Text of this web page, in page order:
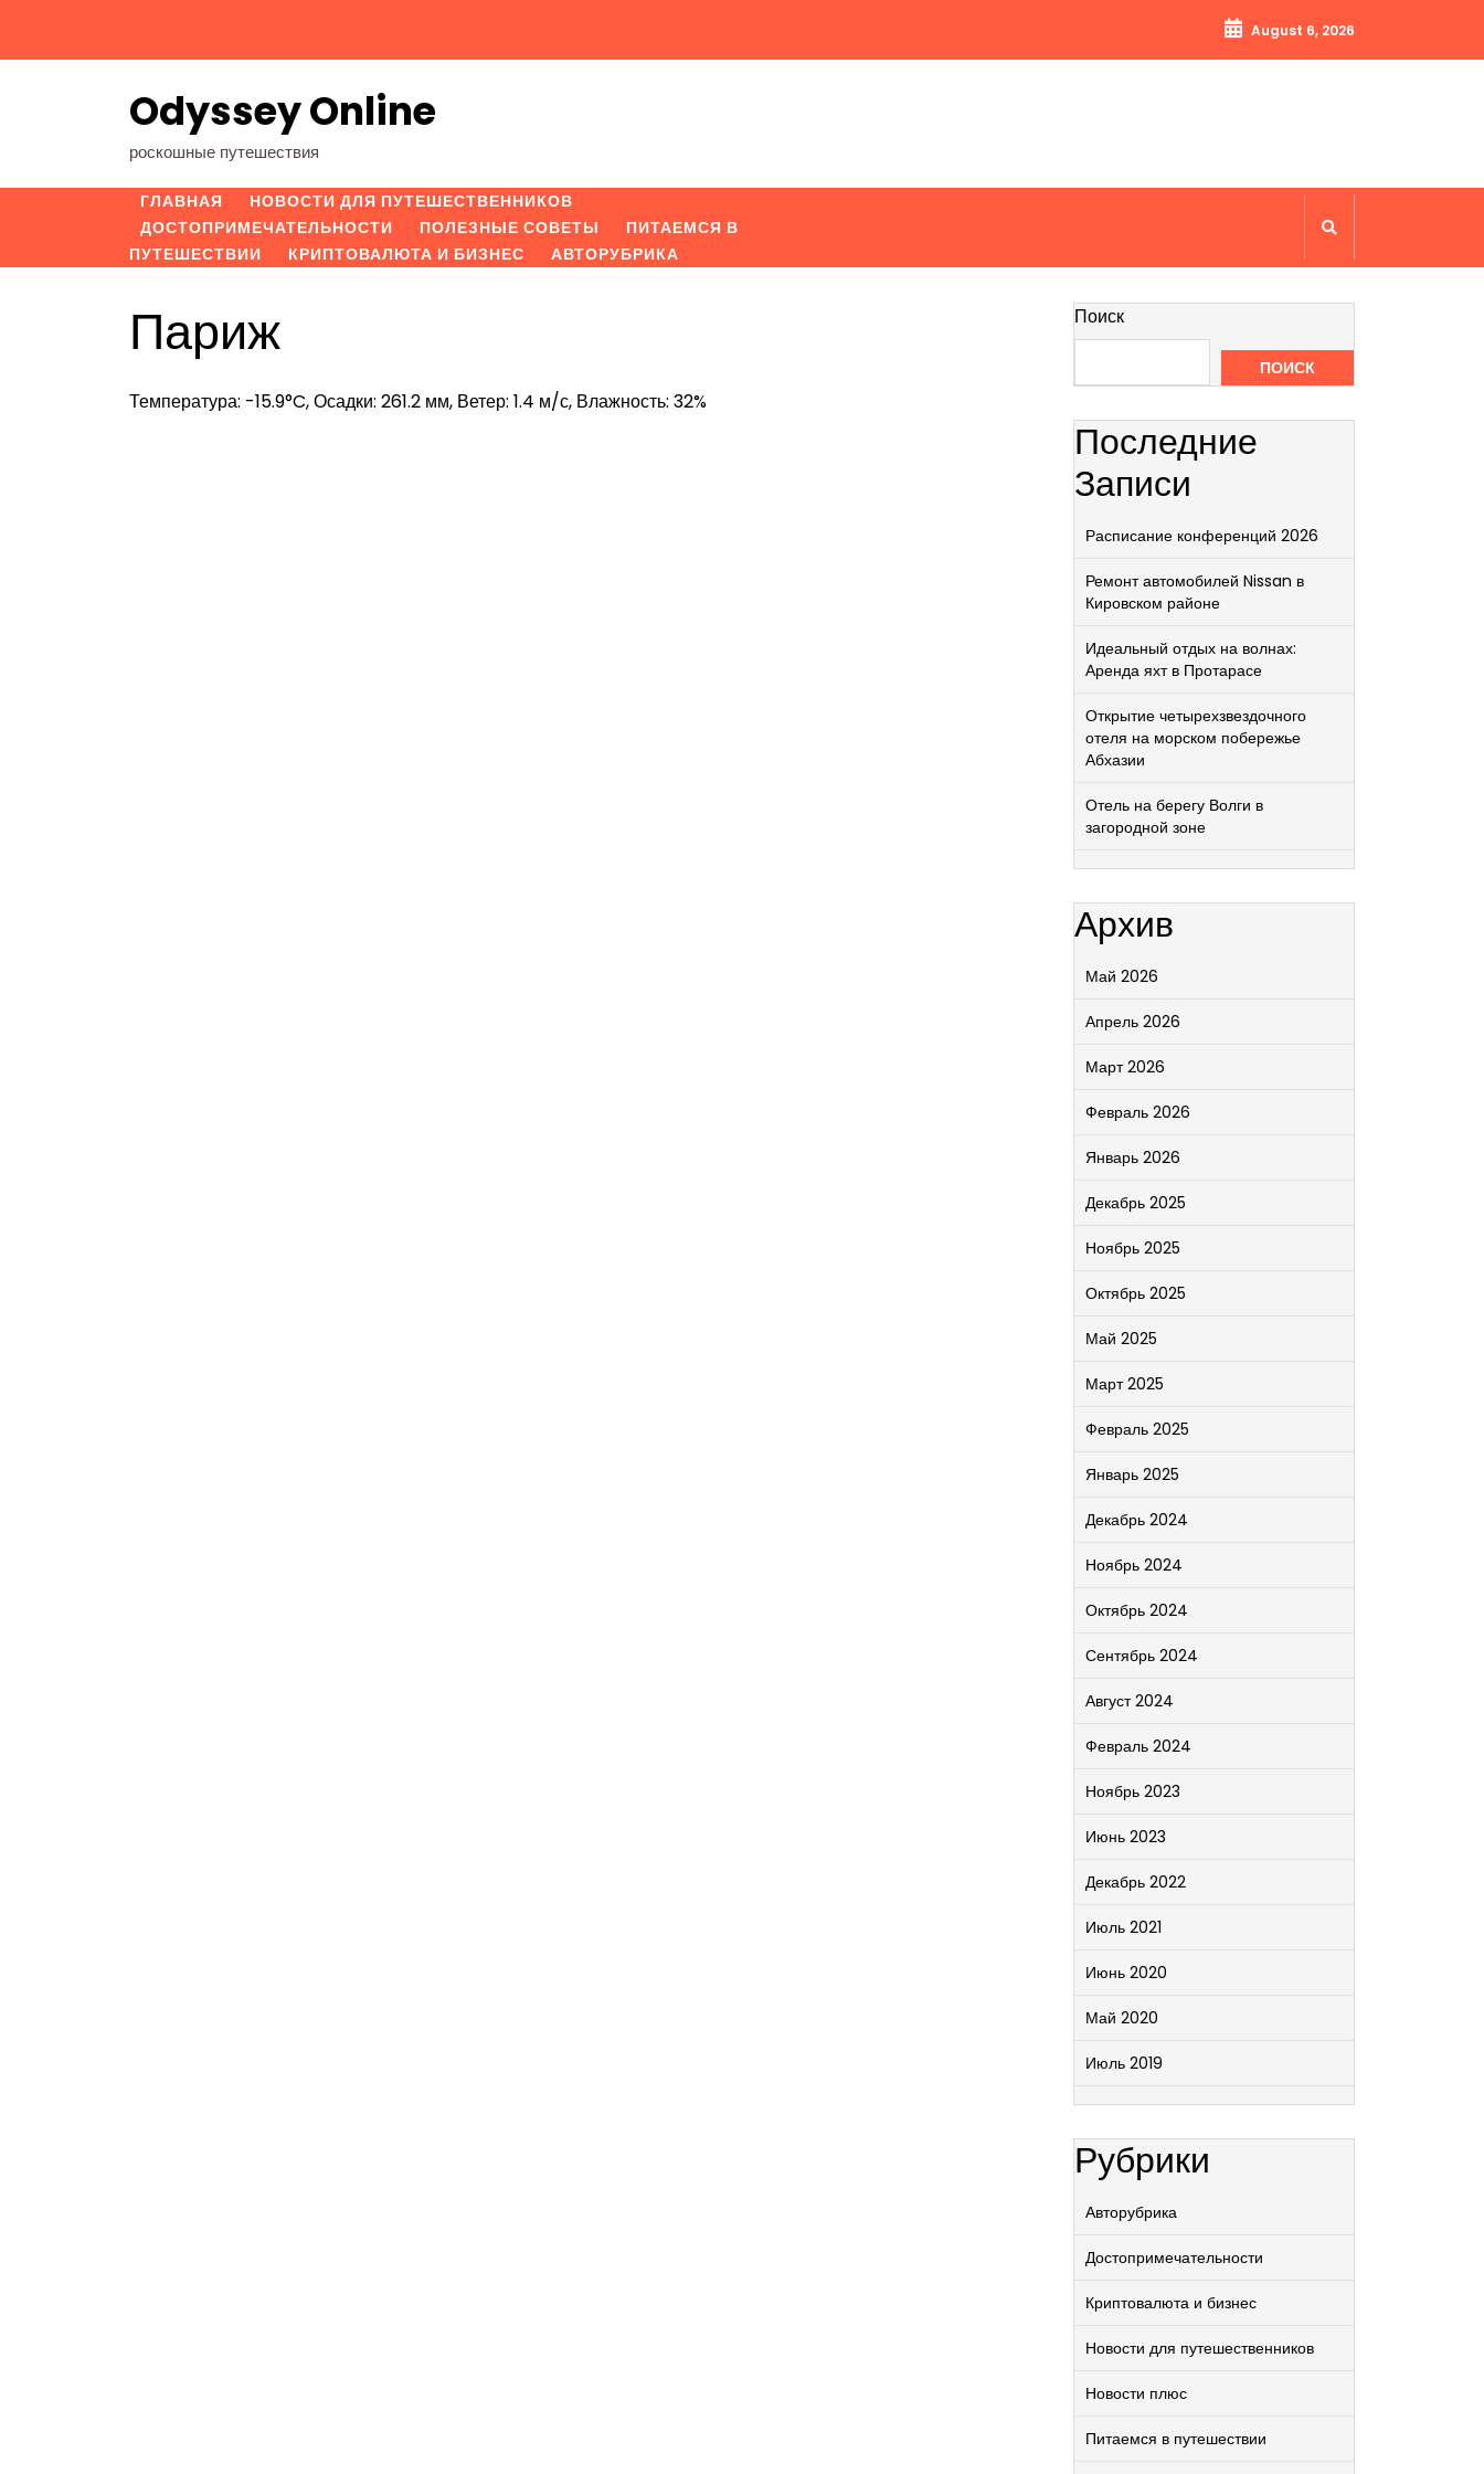
содержимому
August 6, 2026
Odyssey Online
роскошные путешествия
ГЛАВНАЯ
НОВОСТИ ДЛЯ ПУТЕШЕСТВЕННИКОВ
ДОСТОПРИМЕЧАТЕЛЬНОСТИ
ПОЛЕЗНЫЕ СОВЕТЫ
ПИТАЕМСЯ В
ПУТЕШЕСТВИИ
КРИПТОВАЛЮТА И БИЗНЕС АВТОРУБРИКА
Париж
Температура: -15.9°C, Осадки: 261.2 мм, Ветер: 1.4 м/с, Влажность: 32%
Поиск
ПОИСК
Последние
Записи
Расписание конференций 2026
Ремонт автомобилей Nissan в
Кировском районе
Идеальный отдых на волнах:
Аренда яхт в Протарасе
Открытие четырехзвездочного
отеля на морском побережье
Абхазии
Отель на берегу Волги в
загородной зоне
Архив
Май 2026
Апрель 2026
Март 2026
Февраль 2026
Январь 2026
Декабрь 2025
Ноябрь 2025
Октябрь 2025
Май 2025
Март 2025
Февраль 2025
Январь 2025
Декабрь 2024
Ноябрь 2024
Октябрь 2024
Сентябрь 2024
Август 2024
Февраль 2024
Ноябрь 2023
Июнь 2023
Декабрь 2022
Июль 2021
Июнь 2020
Май 2020
Июль 2019
Рубрики
Авторубрика
Достопримечательности
Криптовалюта и бизнес
Новости для путешественников
Новости плюс
Питаемся в путешествии